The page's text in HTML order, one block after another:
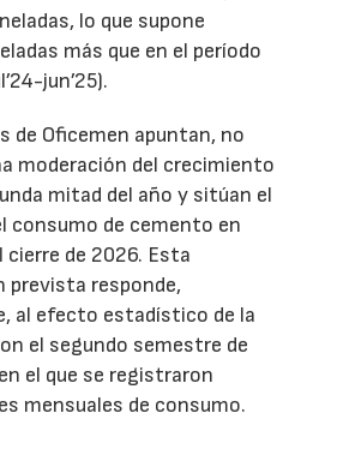
lo que supone
más que en el período
jun’25).
de Oficemen apuntan, no
moderación del crecimiento
mitad del año y sitúan el
consumo de cemento en
de 2026. Esta
prevista responde,
al efecto estadístico de la
el segundo semestre de
el que se registraron
mensuales de consumo.